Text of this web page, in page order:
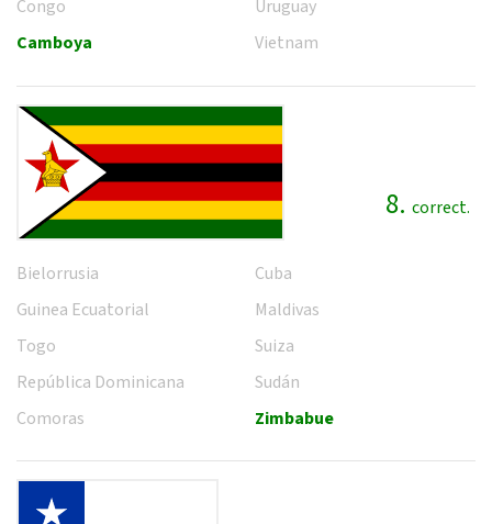
Congo
Camboya
Uruguay
Vietnam
8. correct.
Bielorrusia
Guinea Ecuatorial
Togo
República Dominicana
Comoras
Cuba
Maldivas
Suiza
Sudán
Zimbabue